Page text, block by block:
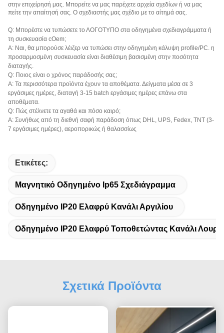
στην επιχείρησή μας. Μπορείτε να μας παρέχετε αρχεία σχεδίων ή να μας
πείτε την απαίτησή σας. Ο σχεδιαστής μας σχέδιο με το αίτημά σας.
Q: Μπορέστε να τυπώσετε το ΛΟΓΟΤΥΠΟ στα οδηγημένα σχεδιαγράμματα ή
τη συσκευασία cOem;
Α: Ναι, θα μπορούσε λέιζερ να τυπώσει στην οδηγημένη κάλυψη profile/PC. η
προσαρμοσμένη συσκευασία είναι διαθέσιμη βασισμένη στην ποσότητα
διαταγής.
Q: Ποιος είναι ο χρόνος παράδοσής σας;
Α: Τα περισσότερα προϊόντα έχουν τα αποθέματα. Δείγματα μέσα σε 3
εργάσιμες ημέρες, διαταγή 3-15 batch εργάσιμες ημέρες επάνω στα
αποθέματα.
Q: Πώς στέλνετε τα αγαθά και πόσο καιρό;
Α: Συνήθως από τη διεθνή σαφή παράδοση όπως DHL, UPS, Fedex, TNT (3-
7 εργάσιμες ημέρες), αεροπορικώς ή θαλασσίως
Ετικέτες:
Μαγνητικό Οδηγημένο Ip65 Σχεδιάγραμμα
Οδηγημένο IP20 Ελαφρύ Κανάλι Αργιλίου
Οδηγημένο IP20 Ελαφρύ Τοποθετώντας Κανάλι
Σχετικά Προϊόντα